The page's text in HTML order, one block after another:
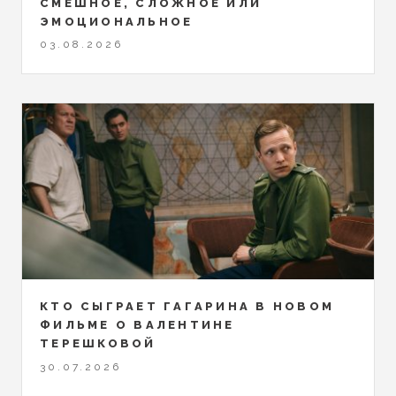
СМЕШНОЕ, СЛОЖНОЕ ИЛИ
ЭМОЦИОНАЛЬНОЕ
03.08.2026
КТО СЫГРАЕТ ГАГАРИНА В НОВОМ
ФИЛЬМЕ О ВАЛЕНТИНЕ
ТЕРЕШКОВОЙ
30.07.2026